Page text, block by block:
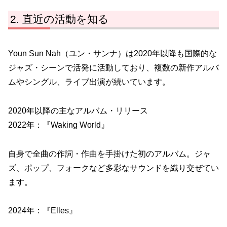
直近の活動を知る
Youn Sun Nah（ユン・サンナ）は2020年以降も国際的な
ジャズ・シーンで活発に活動しており、複数の新作アルバ
ムやシングル、ライブ出演が続いています。
2020年以降の主なアルバム・リリース
2022年：『Waking World』
自身で全曲の作詞・作曲を手掛けた初のアルバム。ジャ
ズ、ポップ、フォークなど多彩なサウンドを織り交ぜてい
ます。
2024年：『Elles』